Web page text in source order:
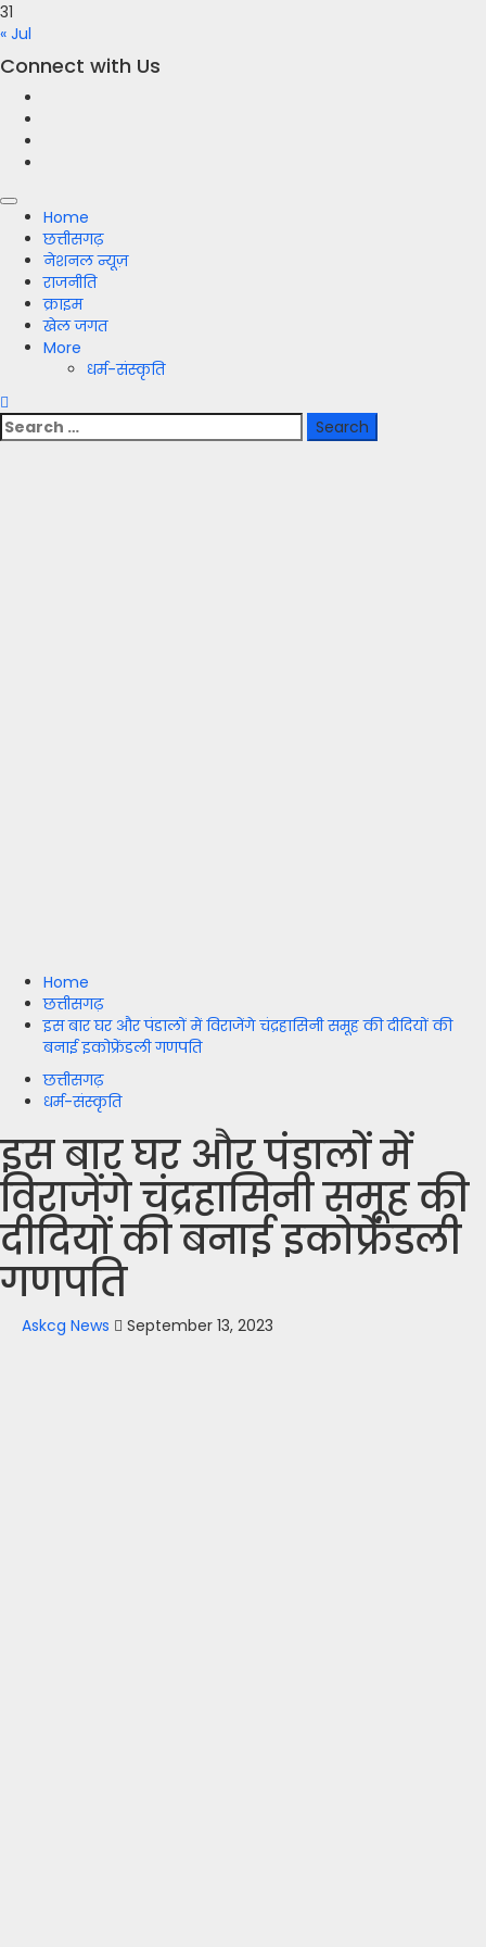
31
« Jul
Connect with Us
Primary
Menu
Home
छत्तीसगढ़
नेशनल न्यूज़
राजनीति
क्राइम
खेल जगत
More
धर्म-संस्कृति
Search
for:
Home
छत्तीसगढ़
इस बार घर और पंडालों में विराजेंगे चंद्रहासिनी समूह की दीदियों की
बनाई इकोफ्रेंडली गणपति
छत्तीसगढ़
धर्म-संस्कृति
इस बार घर और पंडालों में
विराजेंगे चंद्रहासिनी समूह की
दीदियों की बनाई इकोफ्रेंडली
गणपति
Askcg News September 13, 2023